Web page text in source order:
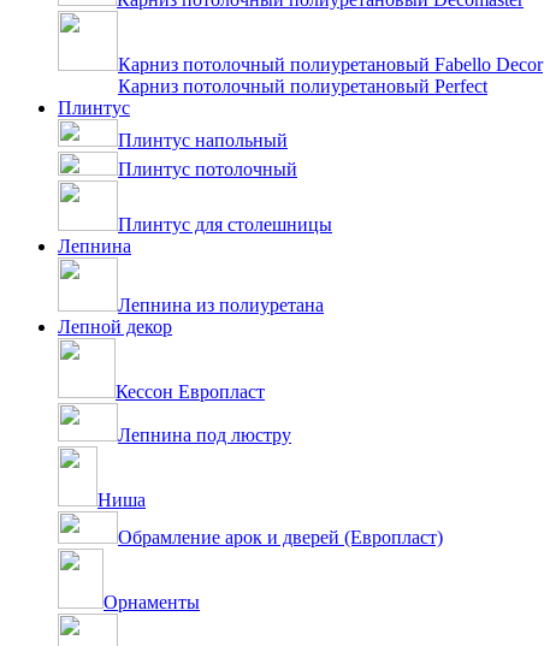
Карниз потолочный полиуретановый Fabello Decor
Карниз потолочный полиуретановый Perfect
Плинтус
Плинтус напольный
Плинтус потолочный
Плинтус для столешницы
Лепнина
Лепнина из полиуретана
Лепной декор
Кессон Европласт
Лепнина под люстру
Ниша
Обрамление арок и дверей (Европласт)
Орнаменты